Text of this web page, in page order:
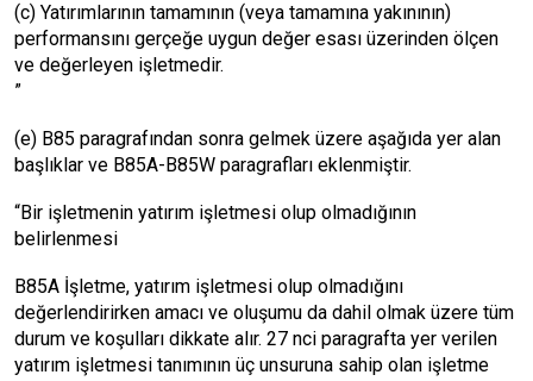
(c) Yatırımlarının tamamının (veya tamamına yakınının)
performansını gerçeğe uygun değer esası üzerinden ölçen
ve değerleyen işletmedir.
”
(e) B85 paragrafından sonra gelmek üzere aşağıda yer alan
başlıklar ve B85A-B85W paragrafları eklenmiştir.
“Bir işletmenin yatırım işletmesi olup olmadığının
belirlenmesi
B85A İşletme, yatırım işletmesi olup olmadığını
değerlendirirken amacı ve oluşumu da dahil olmak üzere tüm
durum ve koşulları dikkate alır. 27 nci paragrafta yer verilen
yatırım işletmesi tanımının üç unsuruna sahip olan işletme